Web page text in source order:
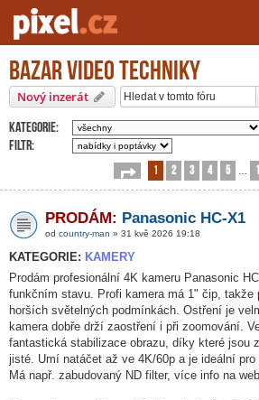
Server o natáčení a zpracování videa
Bazar video techniky
Nový inzerát
Kategorie:
Filtr:
Stránka 1z 10
1 2 3 4 5
PRODÁM: Panasonic HC-X1
od country-man » 31 kvě 2026 19:18
KATEGORIE: KAMERY
Prodám profesionální 4K kameru Panasonic
funkčním stavu. Profi kamera má 1" čip, takže
horších světelných podmínkách. Ostření je
kamera dobře drží zaostření i při zoomování.
fantastická stabilizace obrazu, díky které jsou
jisté. Umí natáčet až ve 4K/60p a je ideální
Má např. zabudovaný ND filter, více info na